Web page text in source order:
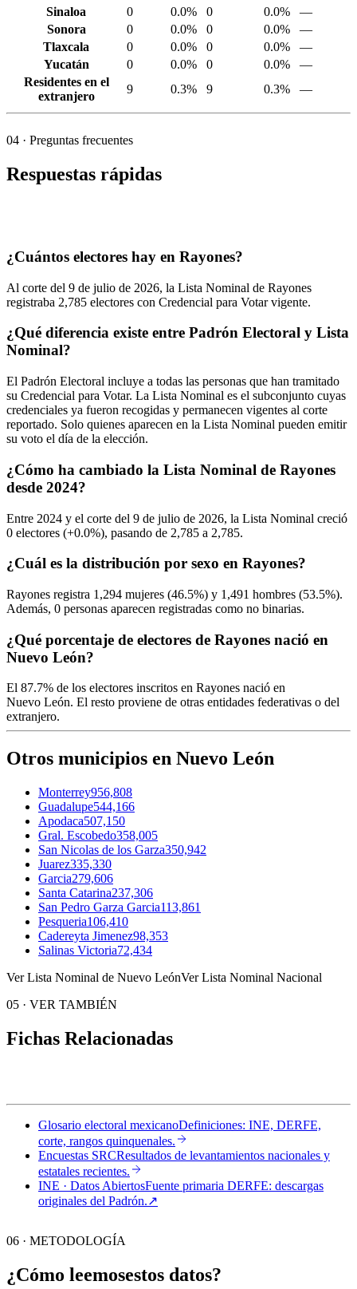
Sinaloa
0 0.0% 0 0.0%
—
Sonora
0 0.0% 0 0.0%
—
Tlaxcala
0 0.0% 0 0.0%
—
Yucatán
0 0.0% 0 0.0%
—
Residentes en el
extranjero
9 0.3% 9 0.3% —
04 · Preguntas frecuentes
Respuestas rápidas
¿Cuántos electores hay en Rayones?
Al corte del 9 de julio de 2026, la Lista Nominal de Rayones
registraba 2,785 electores con Credencial para Votar vigente.
¿Qué diferencia existe entre Padrón Electoral y Lista
Nominal?
El Padrón Electoral incluye a todas las personas que han tramitado
su Credencial para Votar. La Lista Nominal es el subconjunto cuyas
credenciales ya fueron recogidas y permanecen vigentes al corte
reportado. Solo quienes aparecen en la Lista Nominal pueden emitir
su voto el día de la elección.
¿Cómo ha cambiado la Lista Nominal de Rayones
desde 2024?
Entre 2024 y el corte del 9 de julio de 2026, la Lista Nominal creció
0 electores (+0.0%), pasando de 2,785 a 2,785.
¿Cuál es la distribución por sexo en Rayones?
Rayones registra 1,294 mujeres (46.5%) y 1,491 hombres (53.5%).
Además, 0 personas aparecen registradas como no binarias.
¿Qué porcentaje de electores de Rayones nació en
Nuevo León?
El 87.7% de los electores inscritos en Rayones nació en
Nuevo León. El resto proviene de otras entidades federativas o del
extranjero.
Otros municipios en Nuevo León
Monterrey956,808
Guadalupe544,166
Apodaca507,150
Gral. Escobedo358,005
San Nicolas de los Garza350,942
Juarez335,330
Garcia279,606
Santa Catarina237,306
San Pedro Garza Garcia113,861
Pesqueria106,410
Cadereyta Jimenez98,353
Salinas Victoria72,434
Ver Lista Nominal de Nuevo LeónVer Lista Nominal Nacional
05 · VER TAMBIÉN
Fichas Relacionadas
Glosario electoral mexicanoDefiniciones: INE, DERFE,
corte, rangos quinquenales.
Encuestas SRCResultados de levantamientos nacionales y
estatales recientes.
INE · Datos AbiertosFuente primaria DERFE: descargas
originales del Padrón.↗︎
06 · METODOLOGÍA
¿Cómo leemosestos datos?